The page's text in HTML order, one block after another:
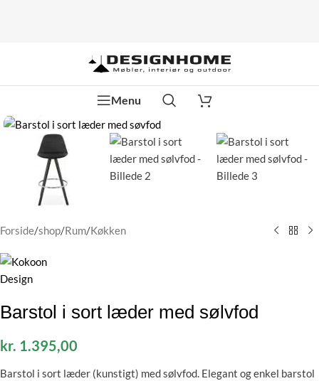
Menu
Klik for at forstørre
Forside/shop/Rum/Køkken
Barstol i sort læder med sølvfod
kr. 1.395,00
Barstol i sort læder (kunstigt) med sølvfod. Elegant og enkel barstol